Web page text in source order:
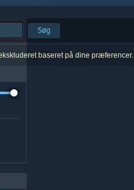
Søg
baseret på dine præferencer.